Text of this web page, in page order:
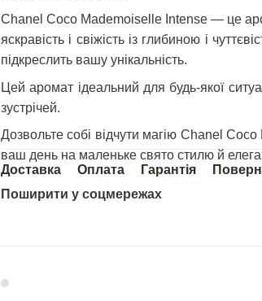
Chanel Coco Mademoiselle Intense — це
яскравість і свіжість із глибиною і
підкреслить вашу унікальність.
Цей аромат ідеальний для будь-якої
зустрічей.
Дозвольте собі відчути магію Chanel
ваш день на маленьке свято стилю й
Доставка
Оплата Гарантія
Поширити у соцмережах